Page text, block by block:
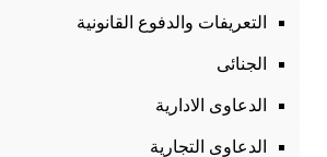
التعريفات والدفوع القانونية
الجنائى
الدعاوى الادارية
الدعاوى التجارية